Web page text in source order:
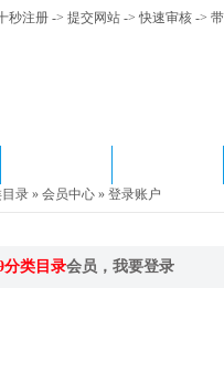
秒注册 -> 提交网站 -> 快速审核 ->
目录 » 会员中心 » 登录账户
分类目录会员，我要登录